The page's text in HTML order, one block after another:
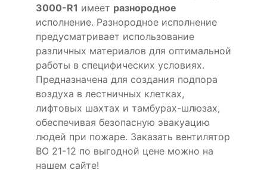
3000-R1 имеет разнородное
исполнение. Разнородное исполнение
предусматривает использование
различных материалов для оптимальной
работы в специфических условиях.
Предназначена для создания подпора
воздуха в лестничных клетках,
лифтовых шахтах и тамбурах-шлюзах,
обеспечивая безопасную эвакуацию
людей при пожаре. Заказать вентилятор
ВО 21-12 по выгодной цене можно на
нашем сайте!